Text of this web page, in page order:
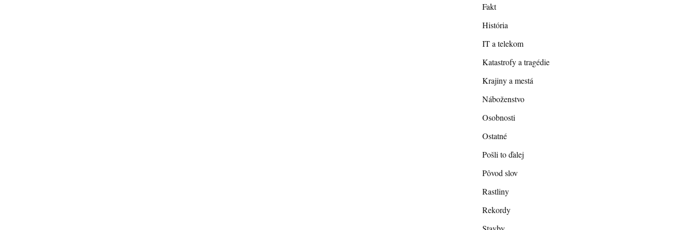
Fakt
História
IT a telekom
Katastrofy a tragédie
Krajiny a mestá
Náboženstvo
Osobnosti
Ostatné
Pošli to ďalej
Pôvod slov
Rastliny
Rekordy